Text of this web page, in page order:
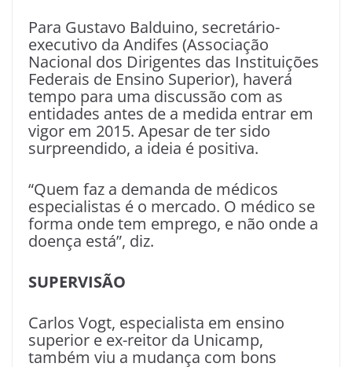
Para Gustavo Balduino, secretário-
executivo da Andifes (Associação
Nacional dos Dirigentes das Instituições
Federais de Ensino Superior), haverá
tempo para uma discussão com as
entidades antes de a medida entrar em
vigor em 2015. Apesar de ter sido
surpreendido, a ideia é positiva.
“Quem faz a demanda de médicos
especialistas é o mercado. O médico se
forma onde tem emprego, e não onde a
doença está”, diz.
SUPERVISÃO
Carlos Vogt, especialista em ensino
superior e ex-reitor da Unicamp,
também viu a mudança com bons